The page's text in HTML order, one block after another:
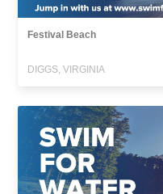
Festival Beach
DIGGS, VIRGINIA